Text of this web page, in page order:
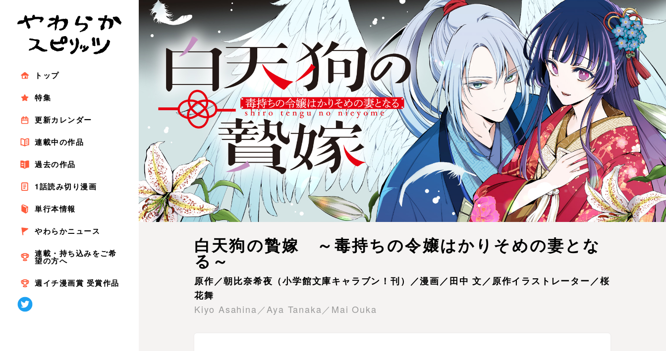
トップ
特集
更新カレンダー
連載中の作品
過去の作品
1話読み切り漫画
単行本情報
やわらかニュース
連載・持ち込みをご希
望の方へ
週イチ漫画賞 受賞作品
白天狗の贄嫁 ～毒持ちの令嬢はかりそめの妻とな
る～
原作／朝比奈希夜（小学館文庫キャラブン！刊）／漫画／田中 文／原作イラストレーター／桜
花舞
Kiyo Asahina／Aya Tanaka／Mai Ouka